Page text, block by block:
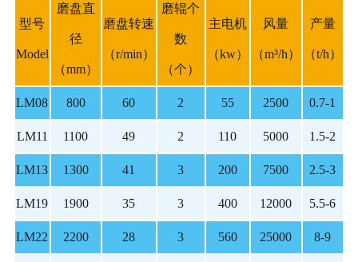
型号
Model
磨盘直
径
（mm）
磨盘转速
（r/min）
磨辊个
数
（个）
主电机
（kw）
风量
（m³/h）
产量
（t/h）
LM08 800 60 2 55 2500 0.7-1
LM11 1100 49 2 110 5000 1.5-2
LM13 1300 41 3 200 7500 2.5-3
LM19 1900 35 3 400 12000 5.5-6
LM22 2200 28 3 560 25000 8-9